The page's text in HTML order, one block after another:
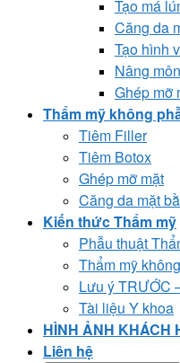
Tạo má
Căng da
Tạo hình
Nâng
Ghép mỡ
Thẩm mỹ không
Tiêm Filler
Tiêm Botox
Ghép mỡ mặt
Căng da mặt
Kiến thức Thẩm mỹ
Phẫu thuật
Thẩm mỹ
Lưu ý TRƯỚC
Tài liệu Y khoa
HÌNH ẢNH KHÁCH
Liên hệ